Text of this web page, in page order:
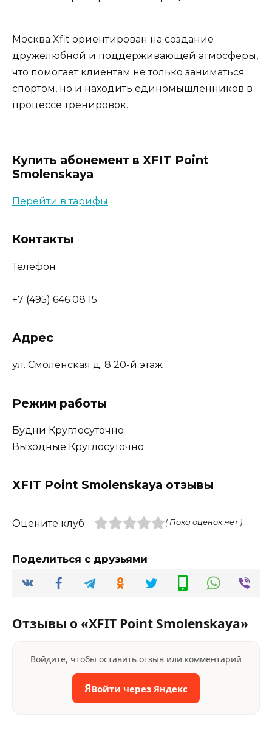
Москва Xfit ориентирован на создание
дружелюбной и поддерживающей атмосферы,
что помогает клиентам не только заниматься
спортом, но и находить единомышленников в
процессе тренировок.
Купить абонемент в XFIT Point
Smolenskaya
Перейти в тарифы
Контакты
Телефон
+7 (495) 646 08 15
Адрес
ул. Смоленская д. 8 20-й этаж
Режим работы
Будни Круглосуточно
Выходные Круглосуточно
XFIT Point Smolenskaya отзывы
Оцените клуб ( Пока оценок нет )
Поделиться с друзьями
Отзывы о «XFIT Point Smolenskaya»
Войдите, чтобы оставить отзыв или комментарий
ЯВойти через Яндекс